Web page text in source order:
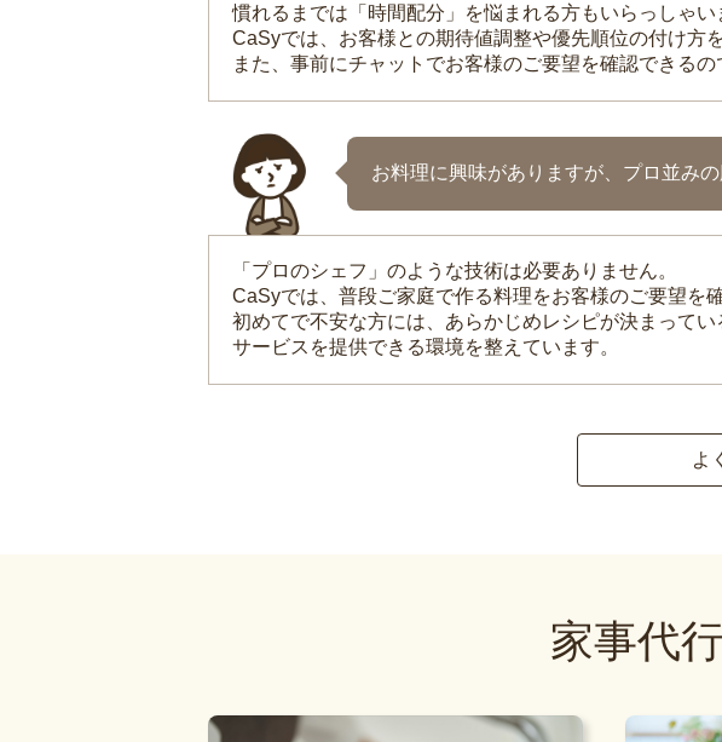
慣れるまでは「時間配分」を悩まれる方もいらっしゃい
CaSyでは、お客様との期待値調整や優先順位の付け方
また、事前にチャットでお客様のご要望を確認できるの
お料理に興味がありますが、プロ並み
「プロのシェフ」のような技術は必要ありません。
CaSyでは、普段ご家庭で作る料理をお客様のご要望を
初めてで不安な方には、あらかじめレシピが決まって
サービスを提供できる環境を整えています。
よ
家事代